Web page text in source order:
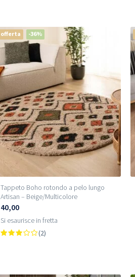
offerta -36%
Tappeto Boho rotondo a pelo lungo
Artisan – Beige/Multicolore
40,00
Si esaurisce in fretta
(2)